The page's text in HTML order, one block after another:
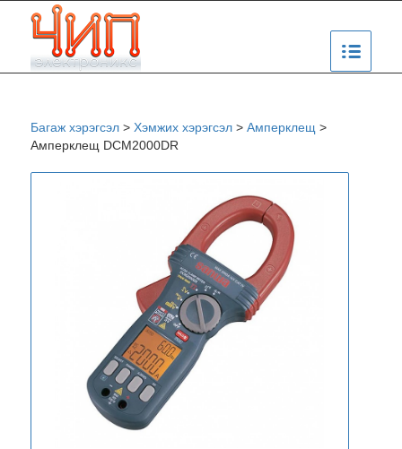
Багаж хэрэгсэл> Хэмжих хэрэгсэл> Амперклещ >
Амперклещ DCM2000DR